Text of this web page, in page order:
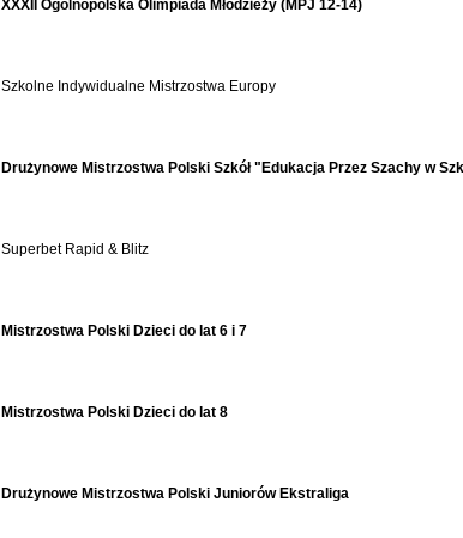
XXXII Ogólnopolska Olimpiada Młodzieży (MPJ 12-14)
Szkolne Indywidualne Mistrzostwa Europy
Drużynowe Mistrzostwa Polski Szkół "Edukacja Przez Szachy w
Superbet Rapid & Blitz
Mistrzostwa Polski Dzieci do lat 6 i 7
Mistrzostwa Polski Dzieci do lat 8
Drużynowe Mistrzostwa Polski Juniorów Ekstraliga